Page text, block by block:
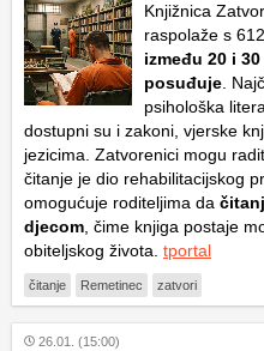
Knjižnica
raspolaže s
između 20 i
posuđuje.
psihološka
dostupni su i zakoni, vjerske
jezicima. Zatvorenici mogu
čitanje je dio rehabilitacijskog
omogućuje roditeljima da
djecom, čime knjiga postaje
obiteljskog života. tportal
čitanje Remetinec zatvori
26.01. (15:00)